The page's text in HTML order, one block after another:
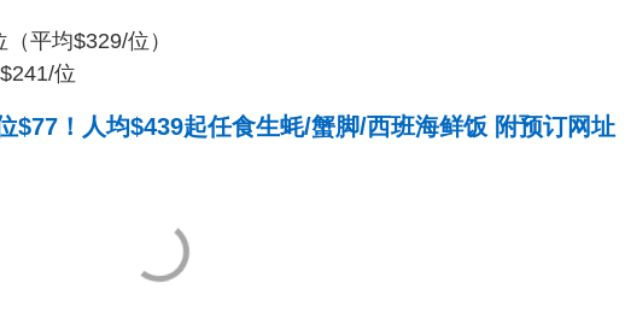
平均$329/位）
位
$77！人均$439起任食生蚝/蟹脚/西班海鲜饭 附预订网址